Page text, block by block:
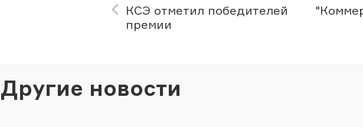
КСЭ отметил победителей
премии
Другие новости